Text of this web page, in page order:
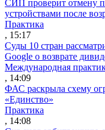
СИП проверит отмену
устройствами после
Практика
, 15:17
Суды 10 стран
Google о возврате
Международная
, 14:09
ФАС раскрыла схему
«Единство»
Практика
, 14:08